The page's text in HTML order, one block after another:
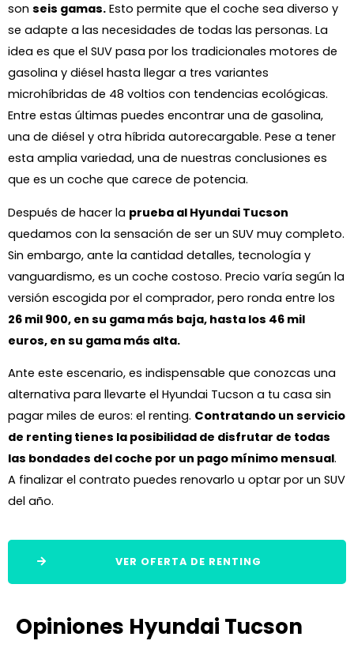
son seis gamas. Esto permite que el coche sea diverso y
se adapte a las necesidades de todas las personas. La
idea es que el SUV pasa por los tradicionales motores de
gasolina y diésel hasta llegar a tres variantes
microhíbridas de 48 voltios con tendencias ecológicas.
Entre estas últimas puedes encontrar una de gasolina,
una de diésel y otra híbrida autorecargable. Pese a tener
esta amplia variedad, una de nuestras conclusiones es
que es un coche que carece de potencia.
Después de hacer la prueba al Hyundai Tucson
quedamos con la sensación de ser un SUV muy completo.
Sin embargo, ante la cantidad detalles, tecnología y
vanguardismo, es un coche costoso. Precio varía según la
versión escogida por el comprador, pero ronda entre los
26 mil 900, en su gama más baja, hasta los 46 mil
euros, en su gama más alta.
Ante este escenario, es indispensable que conozcas una
alternativa para llevarte el Hyundai Tucson a tu casa sin
pagar miles de euros: el renting. Contratando un servicio
de renting tienes la posibilidad de disfrutar de todas
las bondades del coche por un pago mínimo mensual.
A finalizar el contrato puedes renovarlo u optar por un SUV
del año.
VER OFERTA DE RENTING
Opiniones Hyundai Tucson